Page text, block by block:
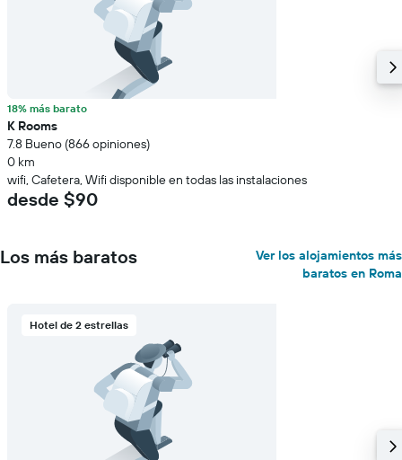
18% más barato
K Rooms
7.8 Bueno (866 opiniones)
0 km
wifi, Cafetera, Wifi disponible en todas las instalaciones
desde $90
Los más baratos
Ver los alojamientos más
baratos en Roma
Hotel de 2 estrellas